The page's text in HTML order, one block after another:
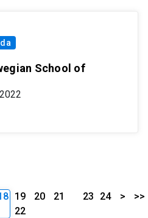
School of
19 20
21
22
23 24 > >>